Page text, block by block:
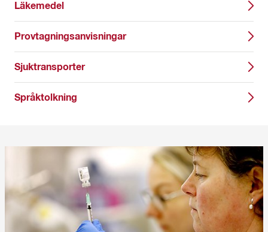
Läkemedel
Provtagningsanvisningar
Sjuktransporter
Språktolkning